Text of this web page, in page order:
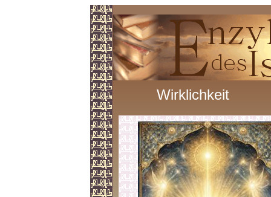
Wirklichkeit